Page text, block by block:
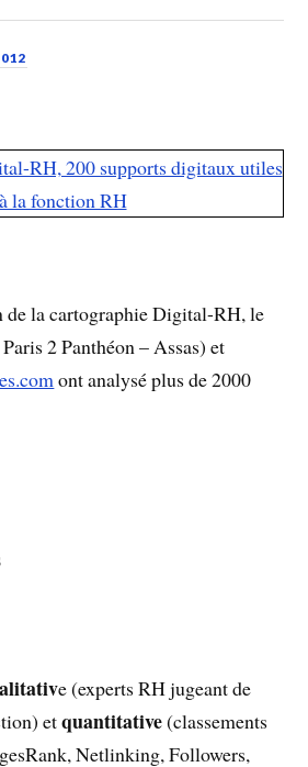
de la cartographie Digital-RH, le
2 Panthéon – Assas) et
ont analysé plus de 2000
e (experts RH jugeant de
etquantitative(classements
Netlinking, Followers,